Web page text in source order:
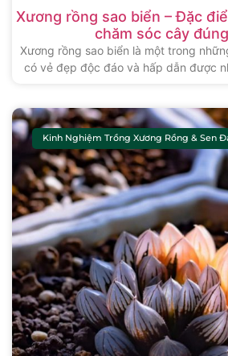
Xương rồng sao biển – Đặc
chăm sóc cây
Xương rồng sao biển là một trong
có vẻ đẹp độc đáo và hấp dẫn được
Kinh Nghiệm Trồng Xương Rồng & Sen